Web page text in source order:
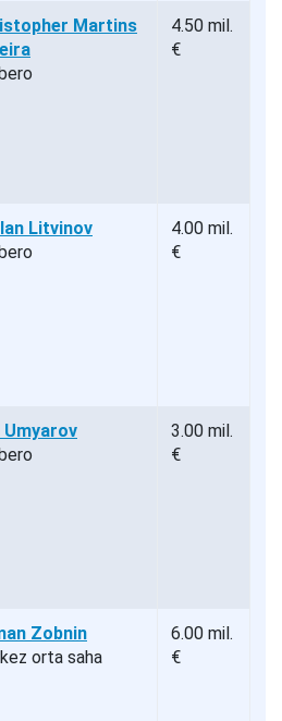
Martins
4.50 mil.
€
Litvinov
4.00 mil.
€
Umyarov
3.00 mil.
€
Zobnin
orta saha
6.00 mil.
€